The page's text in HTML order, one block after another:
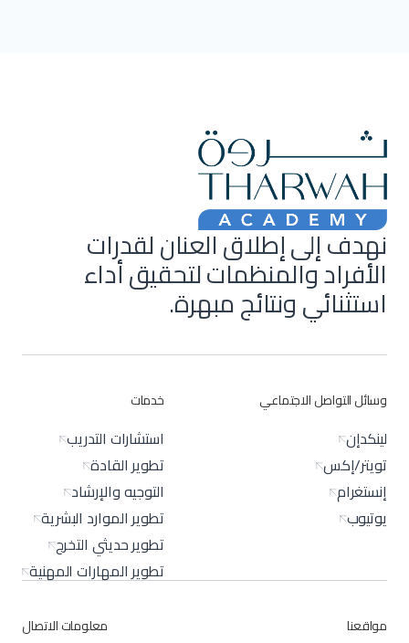
نهدف إلى إطلاق العنان لقدرات
الأفراد والمنظمات لتحقيق أداء
استثنائي ونتائج مبهرة.
وسائل التواصل الاجتماعي
لينكدإن
تويتر/إكس
إنستغرام
يوتيوب
خدمات
استشارات التدريب
تطوير القادة
التوجيه والإرشاد
تطوير الموارد البشرية
تطوير حديثي التخرج
تطوير المهارات المهنية
مواقعنا معلومات الاتصال